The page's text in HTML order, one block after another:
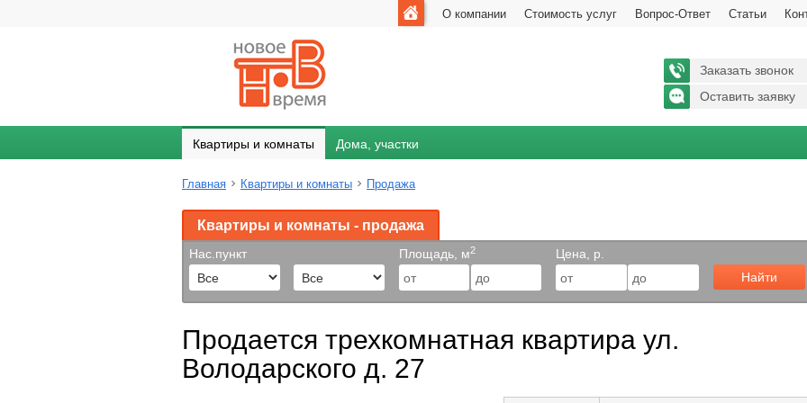
О компании Стоимость услуг Вопрос-Ответ Статьи
Заказать звонок
Оставить заявку
Квартиры и комнаты Дома, участки
Главная Квартиры и комнаты Продажа
Квартиры и комнаты - продажа
Нас.пункт Площадь, м2
Цена, р.
Найти
Продается трехкомнатная квартира ул.
Володарского д. 27